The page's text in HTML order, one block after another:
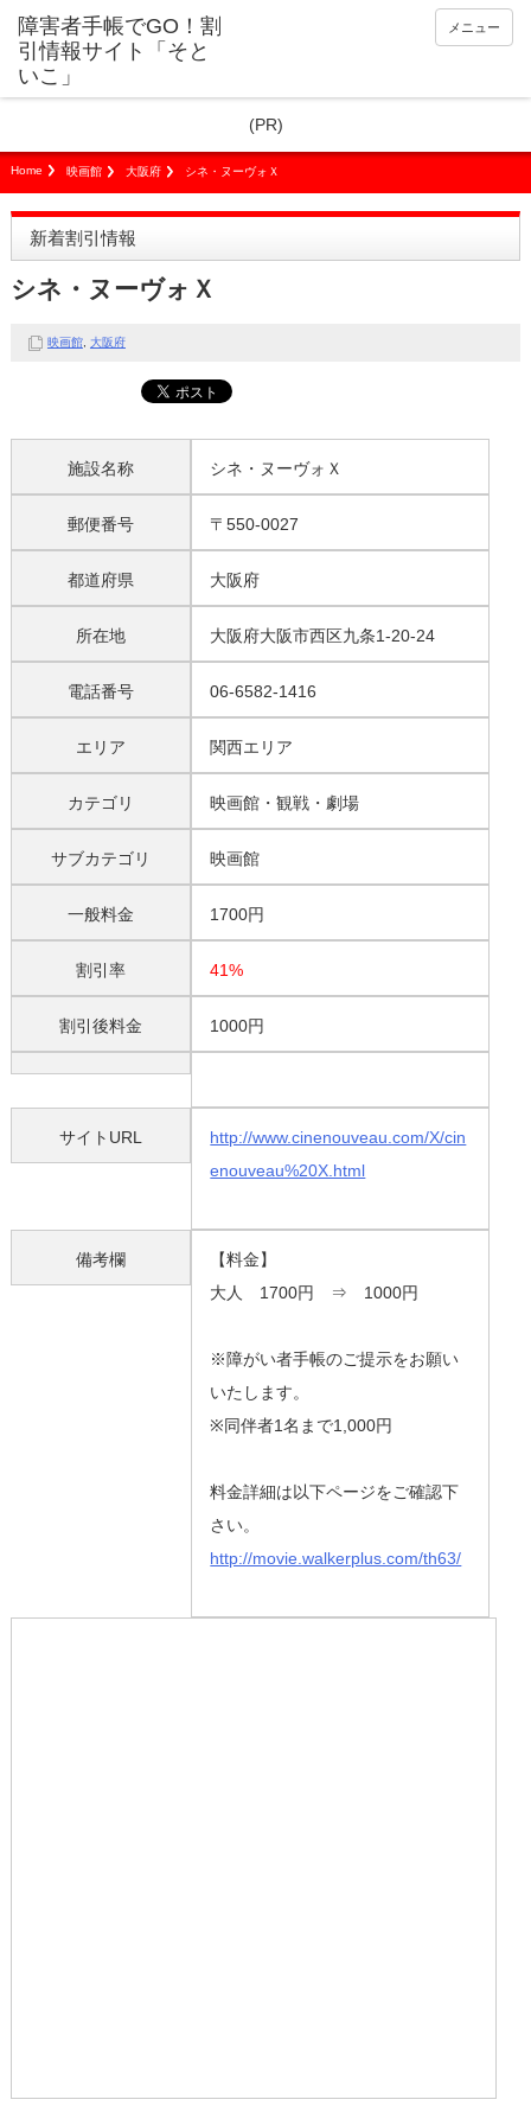
障害者手帳でGO！割
引情報サイト「そと
いこ」
メニュー
(PR)
Home 映画館 大阪府 シネ・ヌーヴォＸ
新着割引情報
シネ・ヌーヴォＸ
映画館, 大阪府
施設名称 シネ・ヌーヴォＸ
郵便番号 〒550-0027
都道府県 大阪府
所在地 大阪府大阪市西区九条1-20-24
電話番号 06-6582-1416
エリア 関西エリア
カテゴリ 映画館・観戦・劇場
サブカテゴリ 映画館
一般料金 1700円
割引率 41%
割引後料金 1000円
サイトURL
http://www.cinenouveau.com/X/cin
enouveau%20X.html
備考欄
【料金】
大人 1700円 ⇒ 1000円
※障がい者手帳のご提示をお願い
いたします。
※同伴者1名まで1,000円
料金詳細は以下ページをご確認下
さい。
http://movie.walkerplus.com/th63/